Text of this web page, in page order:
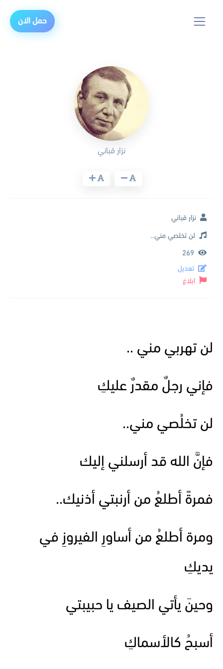
حمل الان
لن تهربي مني ..
فإني رجلٌ مقدرٌ عليكِ
لن تخلُصي مني..
فإنَّ الله قد أرسلني إليك
فمرةً أطلعُ من أرنبتي أذنيك..
ومرة أطلعُ من أساورِ الفيروزِ في
يديكِ
وحينَ يأتي الصيف يا حبيبتي
أسبحُ كالأسماكِ
نزار قباني
نزار قباني
لن تخلصي مني..
269
تعديل
ابلاغ